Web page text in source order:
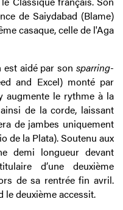
de Saiydabad (Blame)
casaque, celle de l'Aga
est aidé par son sparring-
and Excel) monté par
augmente le rythme à la
de la corde, laissant
de jambes uniquement
de la Plata). Soutenu aux
demi longueur devant
d’une deuxième
de sa rentrée fin avril.
le deuxième accessit.